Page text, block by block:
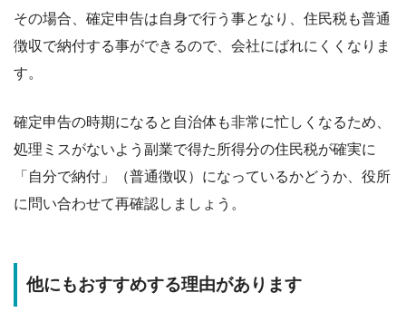
その場合、確定申告は自身で行う事となり、住民税も普通
徴収で納付する事ができるので、会社にばれにくくなりま
す。
確定申告の時期になると自治体も非常に忙しくなるため、
処理ミスがないよう副業で得た所得分の住民税が確実に
「自分で納付」（普通徴収）になっているかどうか、役所
に問い合わせて再確認しましょう。
他にもおすすめする理由があります